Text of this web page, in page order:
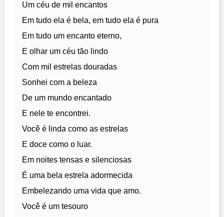
Um céu de mil encantos
Em tudo ela é bela, em tudo ela é pura
Em tudo um encanto eterno,
E olhar um céu tão lindo
Com mil estrelas douradas
Sonhei com a beleza
De um mundo encantado
E nele te encontrei.
Você é linda como as estrelas
E doce como o luar.
Em noites tensas e silenciosas
É uma bela estrela adormecida
Embelezando uma vida que amo.
Você é um tesouro